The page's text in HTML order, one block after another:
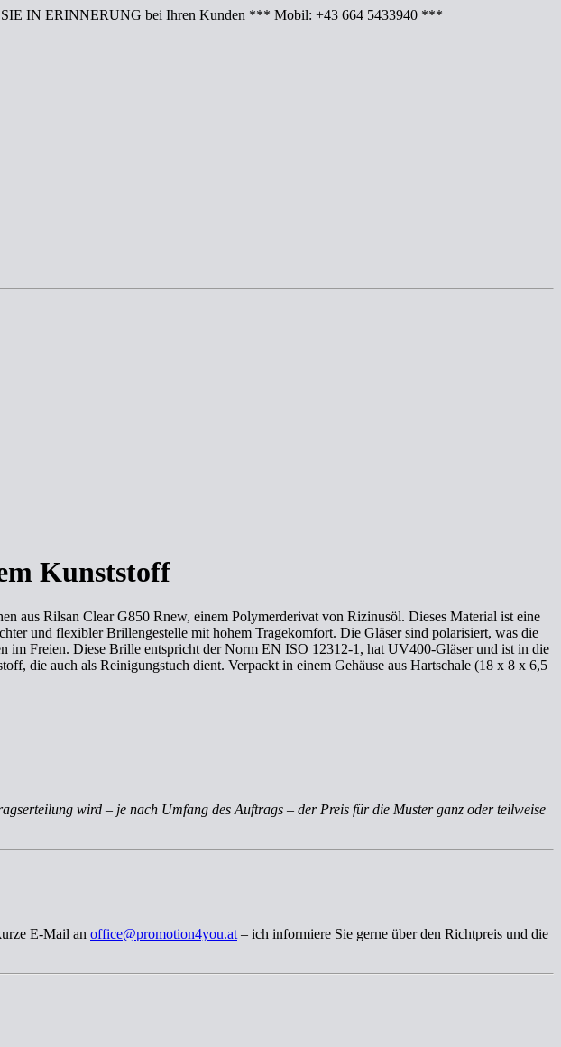
IN ERINNERUNG bei Ihren Kunden *** Mobil: +43 664 5433940 ***
Kunststoff
aus Rilsan Clear G850 Rnew, einem Polymerderivat von Rizinusöl. Dieses Material ist eine
und flexibler Brillengestelle mit hohem Tragekomfort. Die Gläser sind polarisiert, was die
im Freien. Diese Brille entspricht der Norm EN ISO 12312-1, hat UV400-Gläser und ist in die
die auch als Reinigungstuch dient. Verpackt in einem Gehäuse aus Hartschale (18 x 8 x 6,5
wird – je nach Umfang des Auftrags – der Preis für die Muster ganz oder teilweise
E-Mail an office@promotion4you.at – ich informiere Sie gerne über den Richtpreis und die